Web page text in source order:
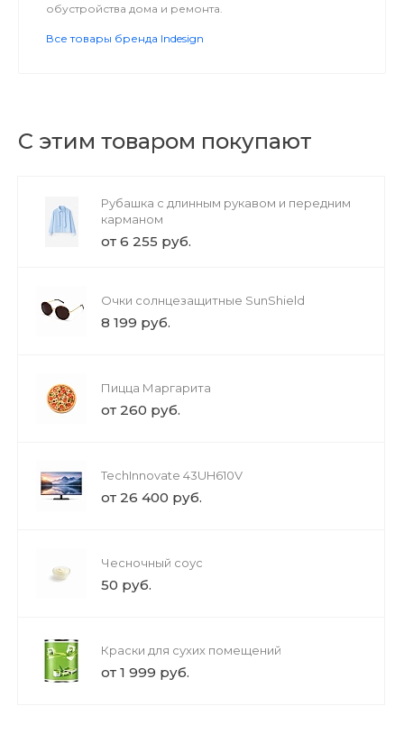
обустройства дома и ремонта.
Все товары бренда Indesign
С этим товаром покупают
Рубашка с длинным рукавом и передним
карманом
от 6 255 руб.
Очки солнцезащитные SunShield
8 199 руб.
Пицца Маргарита
от 260 руб.
TechInnovate 43UH610V
от 26 400 руб.
Чесночный соус
50 руб.
Краски для сухих помещений
от 1 999 руб.